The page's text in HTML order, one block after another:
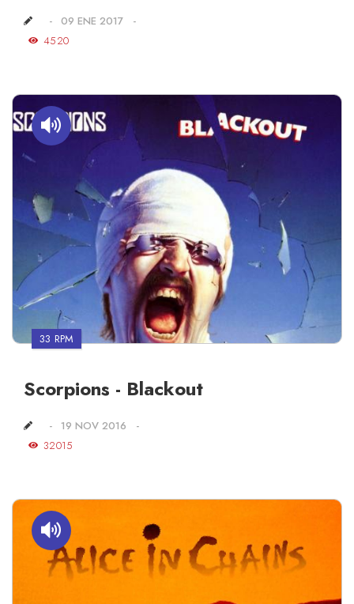
09 ENE 2017
4520
33 RPM
Scorpions - Blackout
19 NOV 2016
32015